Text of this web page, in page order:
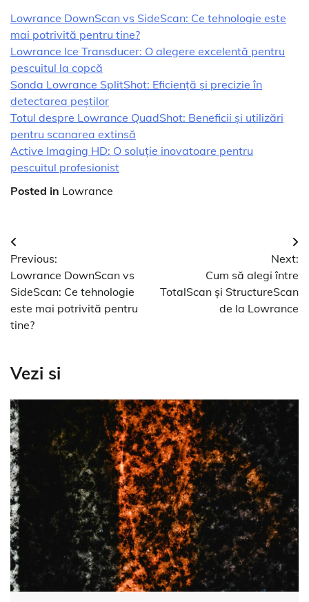
Lowrance DownScan vs SideScan: Ce tehnologie este
mai potrivită pentru tine?
Lowrance Ice Transducer: O alegere excelentă pentru
pescuitul la copcă
Sonda Lowrance SplitShot: Eficiență și precizie în
detectarea peștilor
Totul despre Lowrance QuadShot: Beneficii și utilizări
pentru scanarea extinsă
Active Imaging HD: O soluție inovatoare pentru
pescuitul profesionist
Posted in Lowrance
Navigare
în
articole
Previous:
Lowrance DownScan vs
SideScan: Ce tehnologie
este mai potrivită pentru
tine?
Next:
Cum să alegi între
TotalScan și StructureScan
de la Lowrance
Vezi si